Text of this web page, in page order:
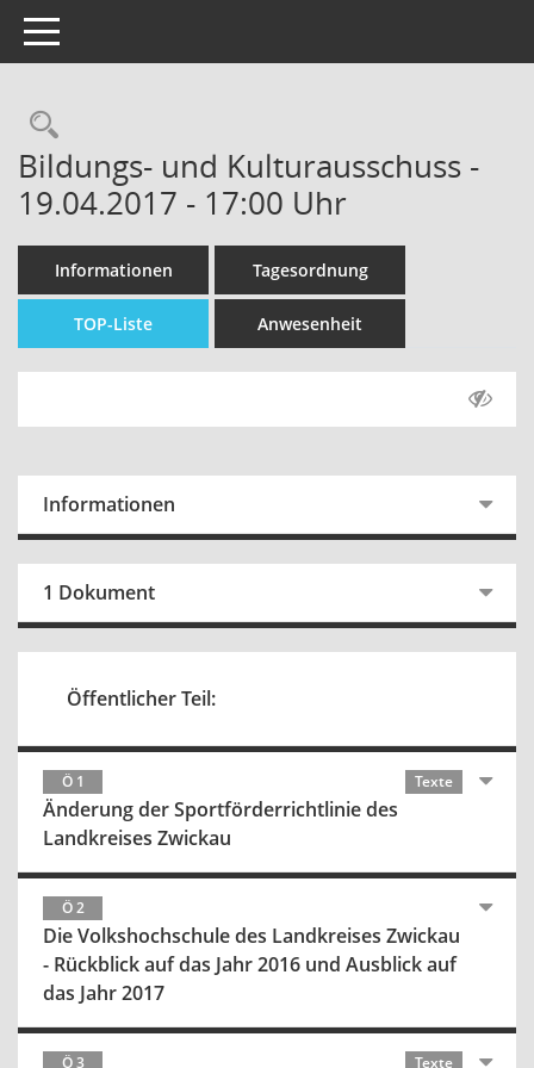
Toggle navigation
Bildungs- und Kulturausschuss -
19.04.2017 - 17:00 Uhr
Informationen Tagesordnung
TOP-Liste Anwesenheit
Informationen
1 Dokument
Öffentlicher Teil:
Ö 1 Texte
Änderung der Sportförderrichtlinie des
Landkreises Zwickau
Ö 2
Die Volkshochschule des Landkreises Zwickau
- Rückblick auf das Jahr 2016 und Ausblick auf
das Jahr 2017
Ö 3 Texte